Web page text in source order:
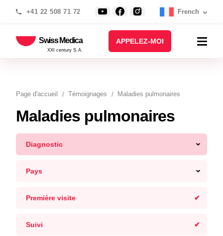
+41 22 508 71 72 French
Swiss Medica
XXI century S.A.
APPELEZ-MOI
Page d′accueil Témoignages Maladies pulmonaires
Maladies pulmonaires
Diagnostic
Pays
Première visite
Suivi